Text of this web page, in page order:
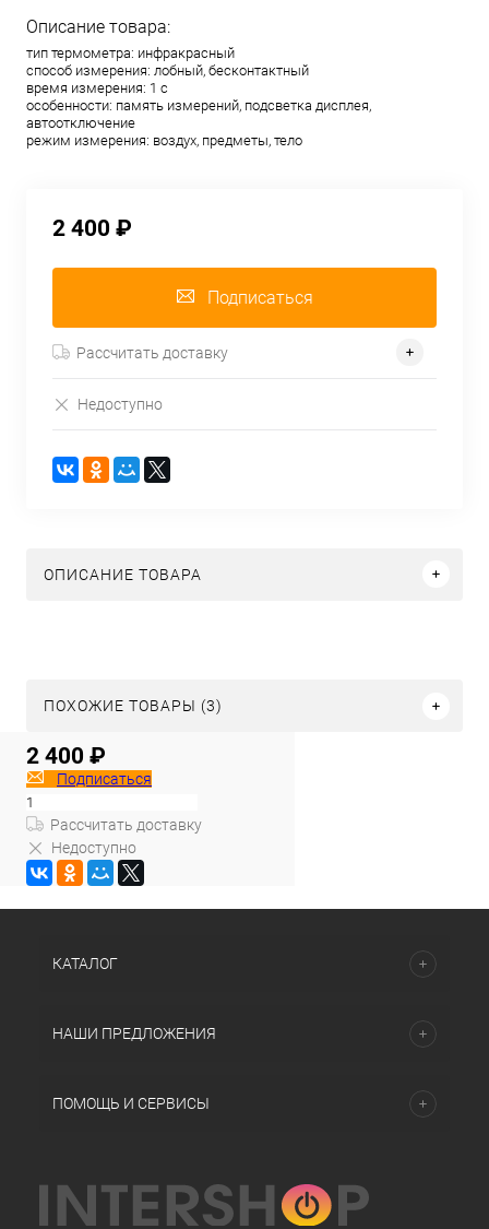
Описание товара:
тип термометра: инфракрасный
способ измерения: лобный, бесконтактный
время измерения: 1 с
особенности: память измерений, подсветка дисплея,
автоотключение
режим измерения: воздух, предметы, тело
2 400 ₽
Подписаться
Рассчитать доставку
Недоступно
ОПИСАНИЕ ТОВАРА
ПОХОЖИЕ ТОВАРЫ (3)
2 400 ₽
Подписаться
Рассчитать доставку
Недоступно
КАТАЛОГ
НАШИ ПРЕДЛОЖЕНИЯ
ПОМОЩЬ И СЕРВИСЫ